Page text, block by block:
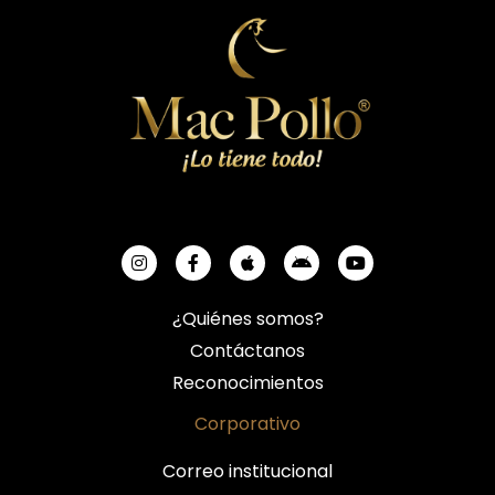
¿Quiénes somos?
Contáctanos
Reconocimientos
Corporativo
Correo institucional